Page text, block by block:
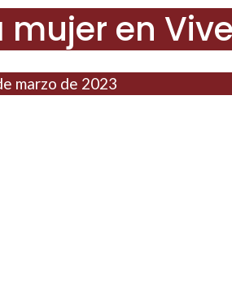
mujer en
marzo de 2023